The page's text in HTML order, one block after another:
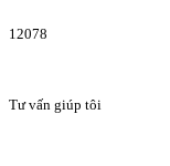
12078
Tư vấn giúp tôi